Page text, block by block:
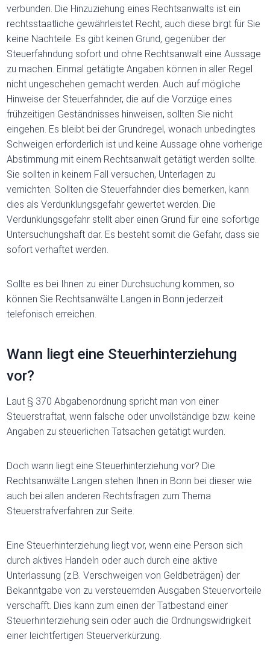
verbunden. Die Hinzuziehung eines Rechtsanwalts ist ein
rechtsstaatliche gewährleistet Recht, auch diese birgt für Sie
keine Nachteile. Es gibt keinen Grund, gegenüber der
Steuerfahndung sofort und ohne Rechtsanwalt eine Aussage
zu machen. Einmal getätigte Angaben können in aller Regel
nicht ungeschehen gemacht werden. Auch auf mögliche
Hinweise der Steuerfahnder, die auf die Vorzüge eines
frühzeitigen Geständnisses hinweisen, sollten Sie nicht
eingehen. Es bleibt bei der Grundregel, wonach unbedingtes
Schweigen erforderlich ist und keine Aussage ohne vorherige
Abstimmung mit einem Rechtsanwalt getätigt werden sollte.
Sie sollten in keinem Fall versuchen, Unterlagen zu
vernichten. Sollten die Steuerfahnder dies bemerken, kann
dies als Verdunklungsgefahr gewertet werden. Die
Verdunklungsgefahr stellt aber einen Grund für eine sofortige
Untersuchungshaft dar. Es besteht somit die Gefahr, dass sie
sofort verhaftet werden.
Sollte es bei Ihnen zu einer Durchsuchung kommen, so
können Sie Rechtsanwälte Langen in Bonn jederzeit
telefonisch erreichen.
Wann liegt eine Steuerhinterziehung
vor?
Laut § 370 Abgabenordnung spricht man von einer
Steuerstraftat, wenn falsche oder unvollständige bzw. keine
Angaben zu steuerlichen Tatsachen getätigt wurden.
Doch wann liegt eine Steuerhinterziehung vor? Die
Rechtsanwälte Langen stehen Ihnen in Bonn bei dieser wie
auch bei allen anderen Rechtsfragen zum Thema
Steuerstrafverfahren zur Seite.
Eine Steuerhinterziehung liegt vor, wenn eine Person sich
durch aktives Handeln oder auch durch eine aktive
Unterlassung (z.B. Verschweigen von Geldbeträgen) der
Bekanntgabe von zu versteuernden Ausgaben Steuervorteile
verschafft. Dies kann zum einen der Tatbestand einer
Steuerhinterziehung sein oder auch die Ordnungswidrigkeit
einer leichtfertigen Steuerverkürzung.